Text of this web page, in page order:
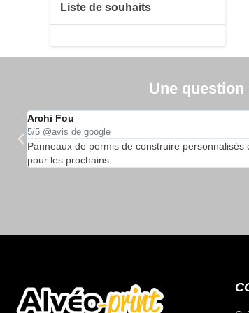
Liste de souhaits
Une
Archi Fou
5/5 @avis de google
Panneaux de permis de construire
pour les prochains.